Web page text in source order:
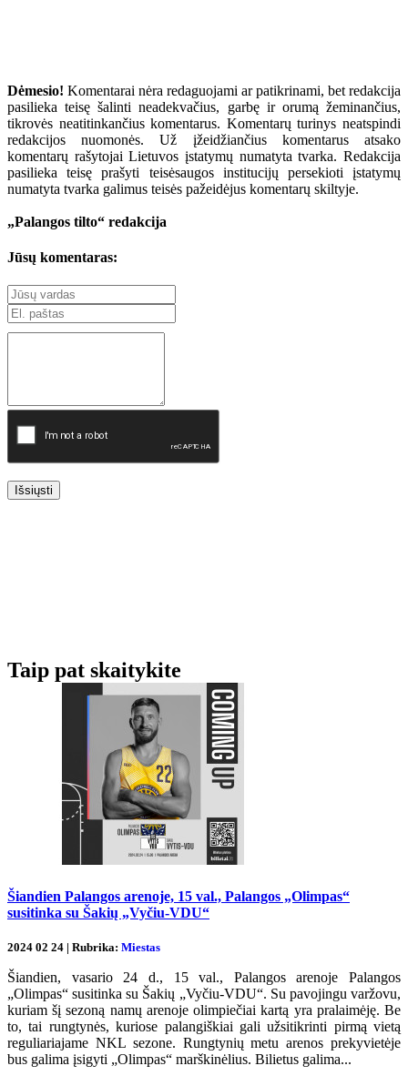
Dėmesio! Komentarai nėra redaguojami ar patikrinami, bet redakcija
pasilieka teisę šalinti neadekvačius, garbę ir orumą žeminančius,
tikrovės neatitinkančius komentarus. Komentarų turinys neatspindi
redakcijos nuomonės. Už įžeidžiančius komentarus atsako
komentarų rašytojai Lietuvos įstatymų numatyta tvarka. Redakcija
pasilieka teisę prašyti teisėsaugos institucijų persekioti įstatymų
numatyta tvarka galimus teisės pažeidėjus komentarų skiltyje.
„Palangos tilto“ redakcija
Jūsų komentaras:
Išsiųsti
Taip pat skaitykite
Šiandien Palangos arenoje, 15 val., Palangos „Olimpas“
susitinka su Šakių „Vyčiu-VDU“
2024 02 24 | Rubrika: Miestas
Šiandien, vasario 24 d., 15 val., Palangos arenoje Palangos
„Olimpas“ susitinka su Šakių „Vyčiu-VDU“. Su pavojingu varžovu,
kuriam šį sezoną namų arenoje olimpiečiai kartą yra pralaimėję. Be
to, tai rungtynės, kuriose palangiškiai gali užsitikrinti pirmą vietą
reguliariajame NKL sezone. Rungtynių metu arenos prekyvietėje
bus galima įsigyti „Olimpas“ marškinėlius. Bilietus galima...